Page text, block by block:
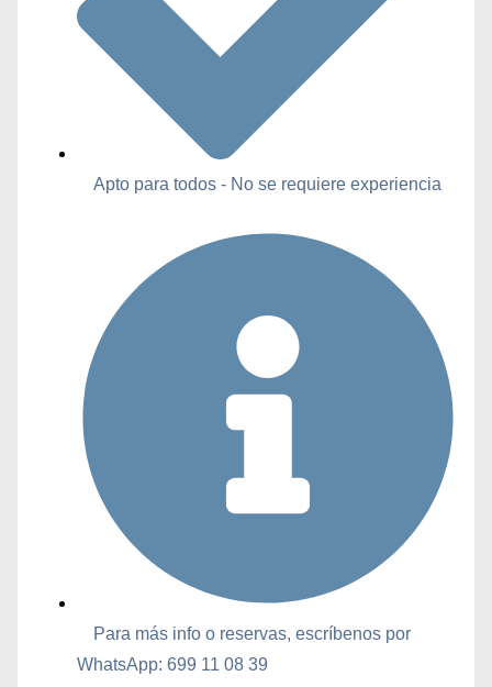
Apto para todos - No se requiere experiencia
Para más info o reservas, escríbenos por
WhatsApp: 699 11 08 39